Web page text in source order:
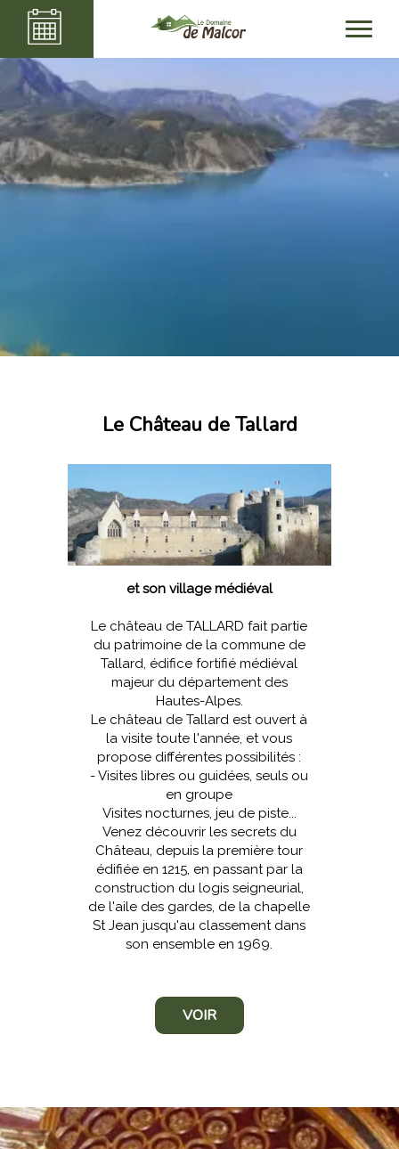
Le Château de Tallard
et son village médiéval
Le château de TALLARD fait partie
du patrimoine de la commune de
Tallard, édifice fortifié médiéval
majeur du département des
Hautes-Alpes.
Le château de Tallard est ouvert à
la visite toute l'année, et vous
propose différentes possibilités :
- Visites libres ou guidées, seuls ou
en groupe
Visites nocturnes, jeu de piste...
Venez découvrir les secrets du
Château, depuis la première tour
édifiée en 1215, en passant par la
construction du logis seigneurial,
de l'aile des gardes, de la chapelle
St Jean jusqu'au classement dans
son ensemble en 1969.
VOIR